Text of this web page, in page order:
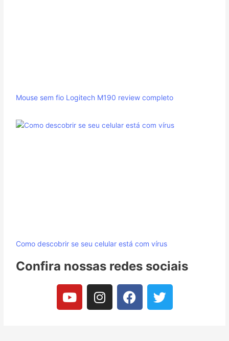
Mouse sem fio Logitech M190 review completo
Como descobrir se seu celular está com vírus
Confira nossas redes sociais
Y
o
I
n
F
a
T
w